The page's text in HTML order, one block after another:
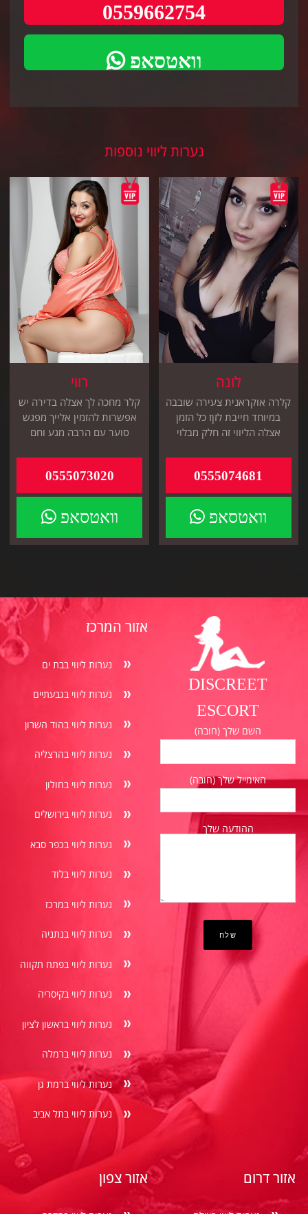
0559662754
וואטסאפ
נערות ליווי נוספות
לונה
קלרה אוקראנית צעירה שובבה
במיוחד חייבת לזןז כל הזמן
אצלה הליווי זה חלק מבלוי
0555074681
וואטסאפ
רווי
קלר מחכה לך אצלה בדירה יש
אפשרות להזמין אלייך מפגש
סוער עם הרבה מגע וחם
0555073020
וואטסאפ
DISCREET
ESCORT
השם שלך (חובה)
האימייל שלך (חובה)
ההודעה שלך
אזור המרכז
נערות ליווי בבת ים
נערות ליווי בגבעתיים
נערות ליווי בהוד השרון
נערות ליווי בהרצליה
נערות ליווי בחולון
נערות ליווי בירושלים
נערות ליווי בכפר סבא
נערות ליווי בלוד
נערות ליווי במרכז
נערות ליווי בנתניה
נערות ליווי בפתח תקווה
נערות ליווי בקיסריה
נערות ליווי בראשון לציון
נערות ליווי ברמלה
נערות ליווי ברמת גן
נערות ליווי בתל אביב
אזור דרום אזור צפון